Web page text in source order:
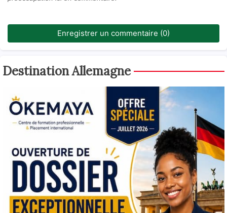
Enregistrer un commentaire (0)
Destination Allemagne